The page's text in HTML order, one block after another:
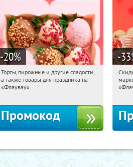
-20%
20:01:16 Получили:
Россия
Торты, пирожные и другие сладости,
а также товары для праздника на
«Флаувау»
Промокод
-33